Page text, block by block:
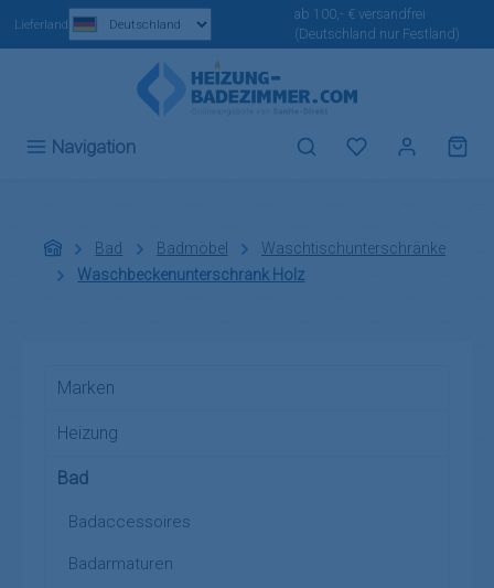
Zum Hauptinhalt springen
Lieferland
ab 100,- € versandfrei
(Deutschland nur Festland)
Navigation Du hast 0
Bad Badmöbel
Waschtischunterschränke
Waschbeckenunterschrank Holz
Marken
Heizung
Bad
Badaccessoires
Badarmaturen